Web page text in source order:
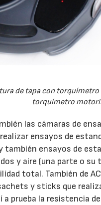
de tapa con
torquímetro
las cámaras de
ensayos de
también ensayos de
y aire (una parte o
total. También de
y sticks que
prueba la resistencia